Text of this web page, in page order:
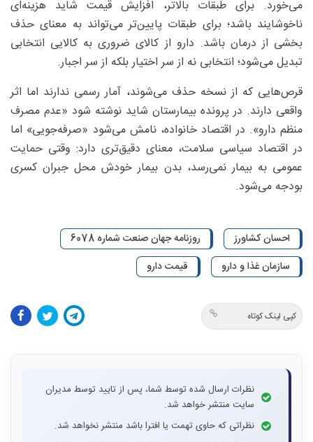
می‌خورد. برای طبقات بالاتر، افزایش قیمت شاید هزینه‌ای
ناخوشایند باشد؛ برای طبقات پایین‌تر می‌تواند به معنای حذف
بخشی از درمان باشد. دارو از کالای ضروری به کالایی انتخابی
تبدیل می‌شود؛ انتخابی نه از سر اختیار بلکه از سر اجبار.
قرص‌هایی که از نسخه حذف می‌شوند، آمار رسمی ندارند اما اثر
واقعی دارند. در پرونده بیمارستان شاید نوشته شود «عدم مصرف
منظم دارو». در اقتصاد خانواده، نامش می‌شود «صرفه‌جویی» اما
در اقتصاد سیاسی سلامت، معنای دقیق‌تری دارد: وقتی حمایت
عمومی به بیمار نمی‌رسد، بدن بیمار خودش محل جبران کسری
بودجه می‌شود.
احسان کشاورز
روزنامه جهان صنعت شماره 6078
سازمان غذا و دارو
قیمت دارو
کپی لینک کوتاه
نظرات ارسال شده توسط شما، پس از تایید توسط مدیران
سایت منتشر خواهد شد.
نظراتی که حاوی تهمت یا افترا باشد منتشر نخواهد شد.